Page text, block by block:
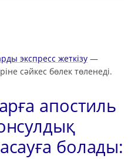
экспресс жеткізу —
сәйкес бөлек төленеді.
апостиль
болады: